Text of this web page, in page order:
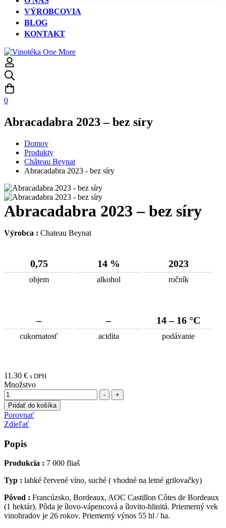
VÝROBCOVIA
BLOG
KONTAKT
0
Abracadabra 2023 – bez síry
Domov
Produkty
Château Beynat
Abracadabra 2023 - bez síry
Abracadabra 2023 – bez síry
Výrobca : Chateau Beynat
0,75
objem
14 %
alkohol
2023
ročník
–
cukornatosť
–
acidita
14 – 16 °C
podávanie
11.30 € s DPH
Množstvo
-
+
Pridať do košíka
Porovnať
Zdieľať
Popis
Produkcia : 7 000 fliaš
Typ : lahké červené víno, suché ( vhodné na letné grilovačky)
Pôvod : Francúzsko, Bordeaux, AOC Castillon Côtes de Bordeaux
(1 hektár). Pôda je ílovo-vápencová a ílovito-hlinitá. Priemerný vek
vinohradov je 26 rokov. Priemerný výnos 55 hl / ha.